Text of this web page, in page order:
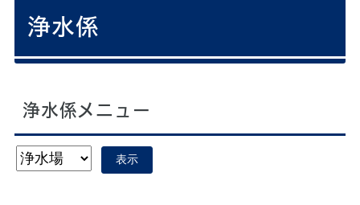
浄水係
浄水係メニュー
表示